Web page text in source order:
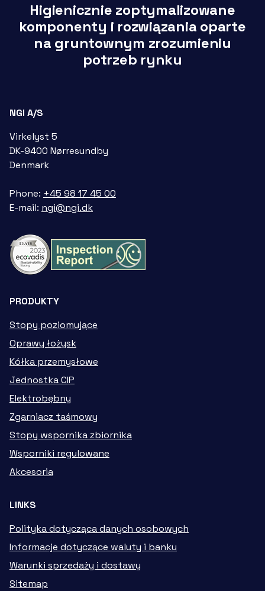
Higienicznie zoptymalizowane
komponenty i rozwiązania oparte
na gruntownym zrozumieniu
potrzeb rynku
NGI A/S
Virkelyst 5
DK-9400 Nørresundby
Denmark
Phone: +45 98 17 45 00
E-mail: ngi@ngi.dk
PRODUKTY
Stopy poziomujące
Oprawy łożysk
Kółka przemysłowe
Jednostka CIP
Elektrobębny
Zgarniacz taśmowy
Stopy wspornika zbiornika
Wsporniki regulowane
Akcesoria
LINKS
Polityka dotycząca danych osobowych
Informacje dotyczące waluty i banku
Warunki sprzedaży i dostawy
Sitemap